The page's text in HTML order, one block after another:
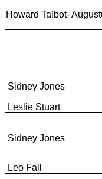
Howard Talbot-
Sidney Jones
Leslie Stuart
Sidney Jones
Leo Fall